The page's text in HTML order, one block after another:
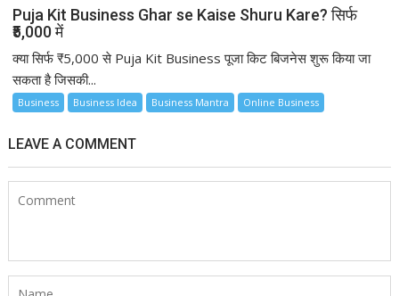
Puja Kit Business Ghar se Kaise Shuru Kare? सिर्फ
₹5,000 में
क्या सिर्फ ₹5,000 से Puja Kit Business पूजा किट बिजनेस शुरू किया जा
सकता है जिसकी...
Business Business Idea Business Mantra Online Business
LEAVE A COMMENT